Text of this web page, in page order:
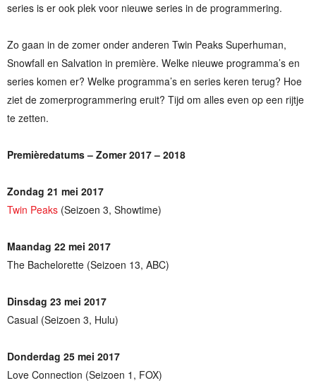
series is er ook plek voor nieuwe series in de programmering.
Zo gaan in de zomer onder anderen Twin Peaks Superhuman,
Snowfall en Salvation in première. Welke nieuwe programma’s en
series komen er? Welke programma’s en series keren terug? Hoe
ziet de zomerprogrammering eruit? Tijd om alles even op een rijtje
te zetten.
Premièredatums – Zomer 2017 – 2018
Zondag 21 mei 2017
Twin Peaks (Seizoen 3, Showtime)
Maandag 22 mei 2017
The Bachelorette (Seizoen 13, ABC)
Dinsdag 23 mei 2017
Casual (Seizoen 3, Hulu)
Donderdag 25 mei 2017
Love Connection (Seizoen 1, FOX)